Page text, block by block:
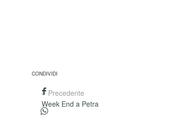
CONDIVIDI
Precedente
Week End a Petra